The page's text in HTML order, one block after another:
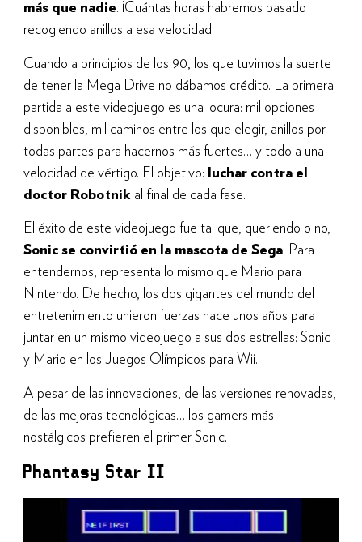
más que nadie. ¡Cuántas horas habremos pasado
recogiendo anillos a esa velocidad!
Cuando a principios de los 90, los que tuvimos la suerte
de tener la Mega Drive no dábamos crédito. La primera
partida a este videojuego es una locura: mil opciones
disponibles, mil caminos entre los que elegir, anillos por
todas partes para hacernos más fuertes… y todo a una
velocidad de vértigo. El objetivo:
luchar contra el
doctor Robotnik al final de cada fase.
El éxito de este videojuego fue tal que, queriendo o no,
Sonic se convirtió en la mascota de Sega. Para
entendernos, representa lo mismo que Mario para
Nintendo. De hecho, los dos gigantes del mundo del
entretenimiento unieron fuerzas hace unos años para
juntar en un mismo videojuego a sus dos estrellas: Sonic
y Mario en los Juegos Olímpicos para Wii.
A pesar de las innovaciones, de las versiones renovadas,
de las mejoras tecnológicas… los gamers más
nostálgicos prefieren el primer Sonic.
Phantasy Star II